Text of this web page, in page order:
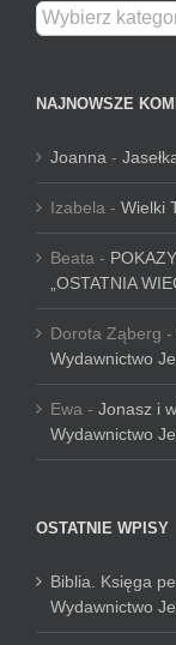
Kategorie
NAJNOWSZE
Joanna -
Izabela - Wielki
Beata -
„OSTATNIA
Dorota Ząberg -
Wydawnictwo
Ewa - Jonasz i
Wydawnictwo
OSTATNIE WPISY
Biblia. Księga
Wydawnictwo